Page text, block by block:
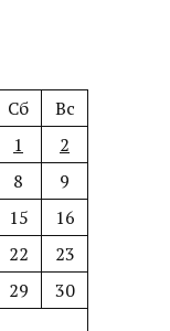
Сб
Вс
1
2
8
9
15
16
22
23
29
30